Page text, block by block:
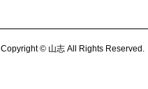
Copyright © 山志 All Rights Reserved.